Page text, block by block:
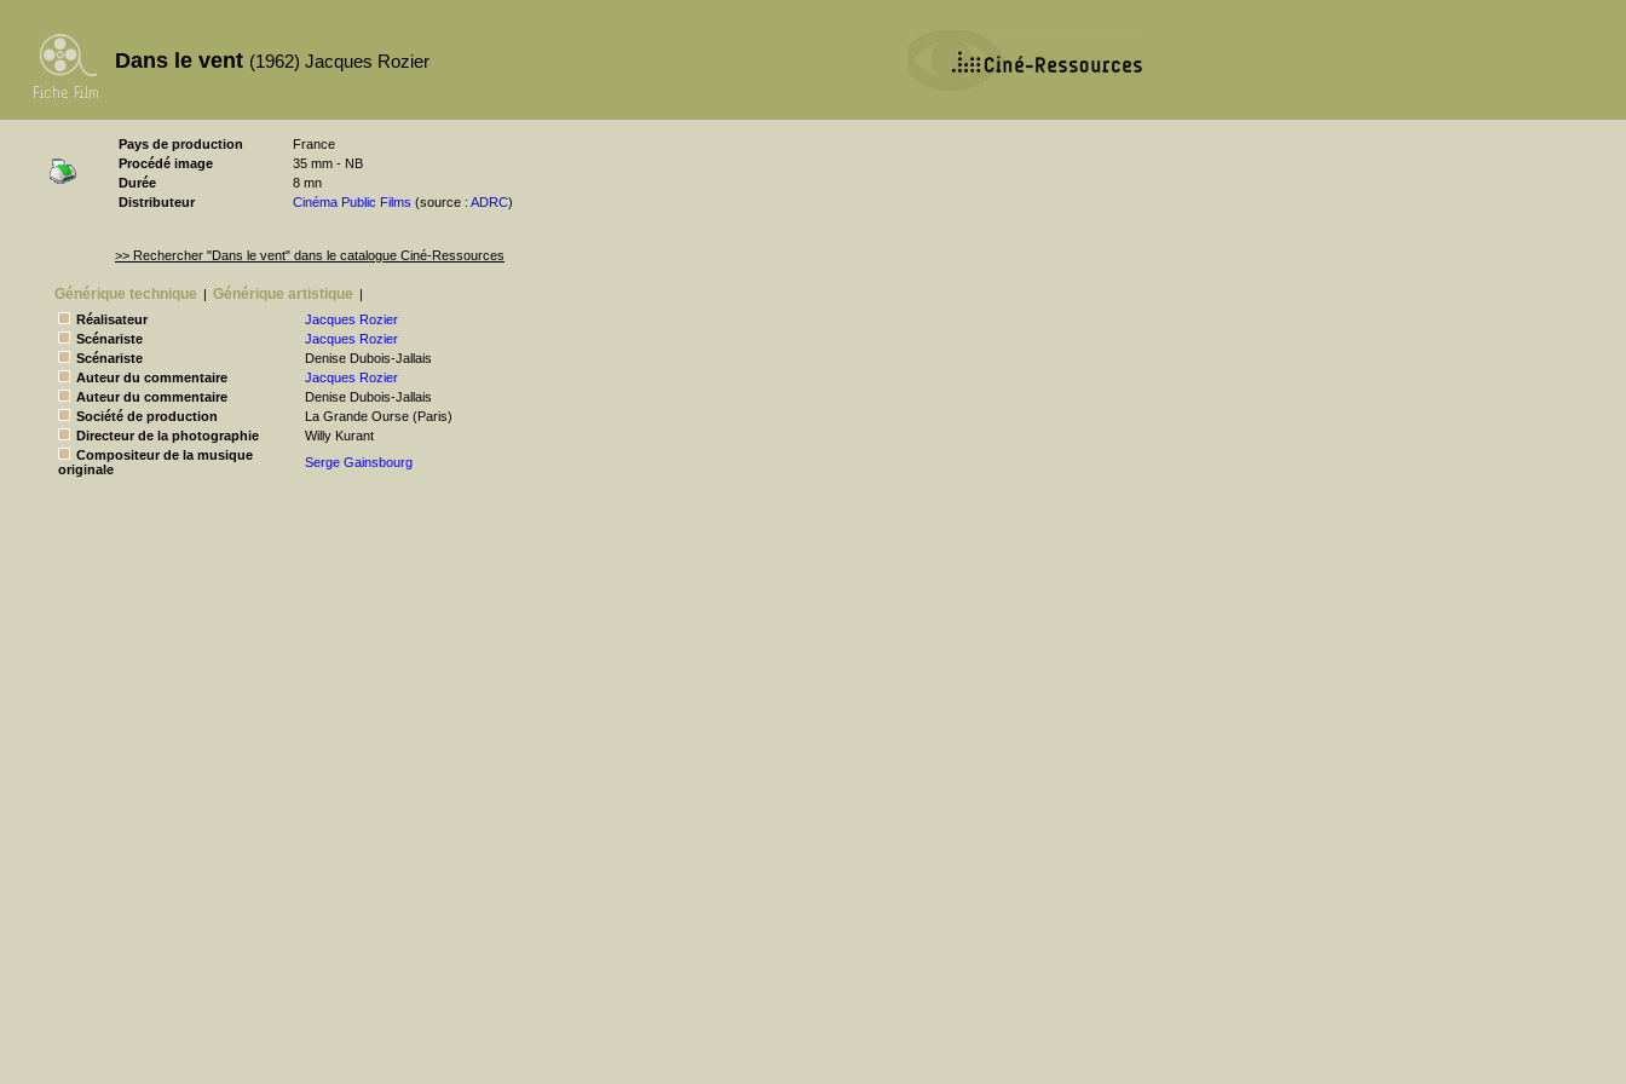
Dans le vent (1962) Jacques Rozier
Pays de production
France
Procédé image
35 mm - NB
Durée
8 mn
Distributeur
Cinéma Public Films (source : ADRC)
>> Rechercher "Dans le vent" dans le catalogue Ciné-Ressources
Générique technique | Générique artistique |
Réalisateur
Jacques Rozier
Scénariste
Jacques Rozier
Scénariste
Denise Dubois-Jallais
Auteur du commentaire
Jacques Rozier
Auteur du commentaire
Denise Dubois-Jallais
Société de production
La Grande Ourse (Paris)
Directeur de la photographie
Willy Kurant
Compositeur de la musique
originale
Serge Gainsbourg